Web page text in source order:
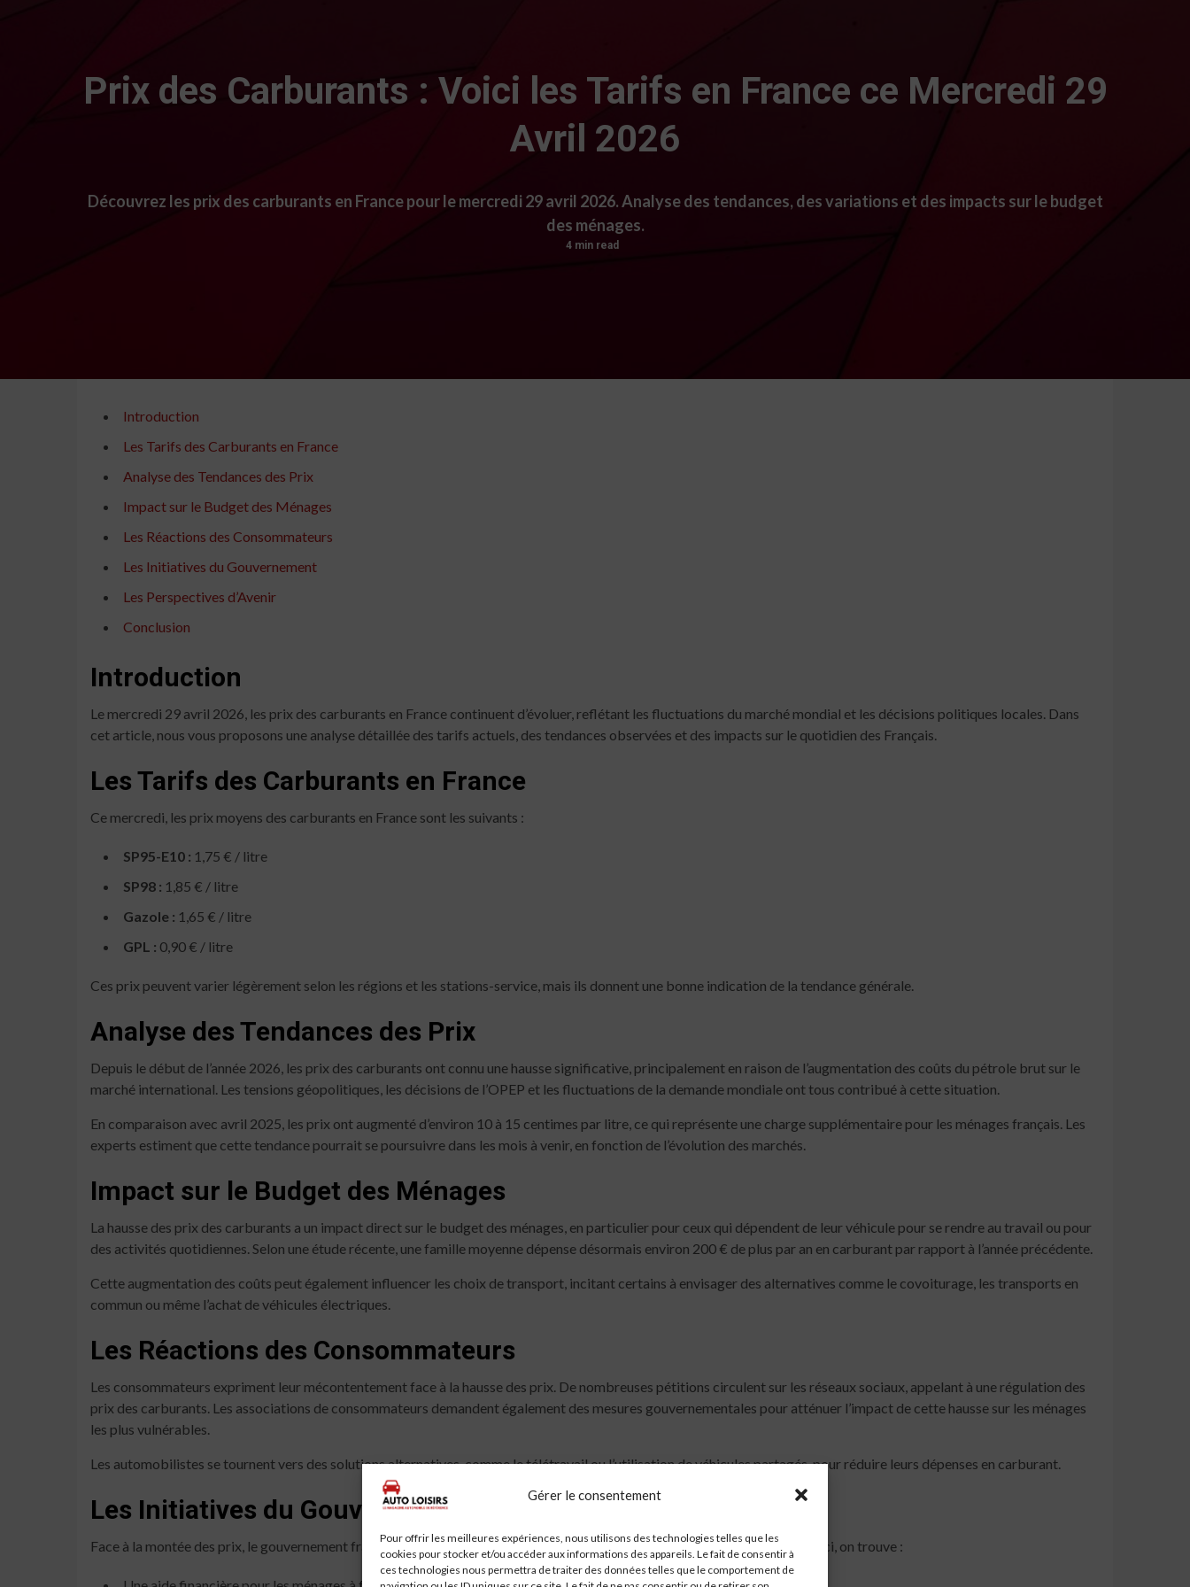
Gérer le consentement
Pour offrir les meilleures expériences, nous utilisons des technologies telles que les
cookies pour stocker et/ou accéder aux informations des appareils. Le fait de consentir à
ces technologies nous permettra de traiter des données telles que le comportement de
Prix des Carburants : Voici les Tarifs en France ce Mercredi 29
Avril 2026
Découvrez les prix des carburants en France pour le mercredi 29 avril 2026. Analyse des tendances, des variations et des impacts sur le budget
des ménages.
4 min read
Introduction
Les Tarifs des Carburants en France
Analyse des Tendances des Prix
Impact sur le Budget des Ménages
Les Réactions des Consommateurs
Les Initiatives du Gouvernement
Les Perspectives d’Avenir
Conclusion
Introduction
Le mercredi 29 avril 2026, les prix des carburants en France continuent d’évoluer, reflétant les fluctuations du marché mondial et les décisions politiques locales. Dans
cet article, nous vous proposons une analyse détaillée des tarifs actuels, des tendances observées et des impacts sur le quotidien des Français.
Les Tarifs des Carburants en France
Ce mercredi, les prix moyens des carburants en France sont les suivants :
SP95-E10 : 1,75 € / litre
SP98 : 1,85 € / litre
Gazole : 1,65 € / litre
GPL : 0,90 € / litre
Ces prix peuvent varier légèrement selon les régions et les stations-service, mais ils donnent une bonne indication de la tendance générale.
Analyse des Tendances des Prix
Depuis le début de l’année 2026, les prix des carburants ont connu une hausse significative, principalement en raison de l’augmentation des coûts du pétrole brut sur le
marché international. Les tensions géopolitiques, les décisions de l’OPEP et les fluctuations de la demande mondiale ont tous contribué à cette situation.
En comparaison avec avril 2025, les prix ont augmenté d’environ 10 à 15 centimes par litre, ce qui représente une charge supplémentaire pour les ménages français. Les
experts estiment que cette tendance pourrait se poursuivre dans les mois à venir, en fonction de l’évolution des marchés.
Impact sur le Budget des Ménages
La hausse des prix des carburants a un impact direct sur le budget des ménages, en particulier pour ceux qui dépendent de leur véhicule pour se rendre au travail ou pour
des activités quotidiennes. Selon une étude récente, une famille moyenne dépense désormais environ 200 € de plus par an en carburant par rapport à l’année précédente.
Cette augmentation des coûts peut également influencer les choix de transport, incitant certains à envisager des alternatives comme le covoiturage, les transports en
commun ou même l’achat de véhicules électriques.
Les Réactions des Consommateurs
Les consommateurs expriment leur mécontentement face à la hausse des prix. De nombreuses pétitions circulent sur les réseaux sociaux, appelant à une régulation des
prix des carburants. Les associations de consommateurs demandent également des mesures gouvernementales pour atténuer l’impact de cette hausse sur les ménages
les plus vulnérables.
Les automobilistes se tournent vers des solutions alternatives, comme le télétravail ou l’utilisation de véhicules partagés, pour réduire leurs dépenses en carburant.
Les Initiatives du Gouvernement
Face à la montée des prix, le gouvernement français a annoncé plusieurs initiatives pour soutenir les ménages. Parmi celles-ci, on trouve :